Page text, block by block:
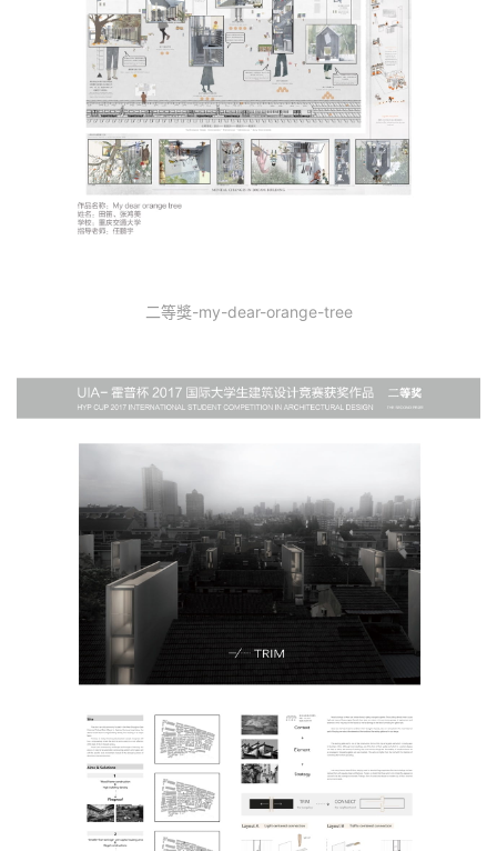
二等獎-my-dear-orange-tree